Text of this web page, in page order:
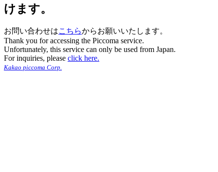
けます。
お問い合わせはこちらからお願いいたします。
Thank you for accessing the Piccoma service.
Unfortunately, this service can only be used from Japan.
For inquiries, please click here.
Kakao piccoma Corp.